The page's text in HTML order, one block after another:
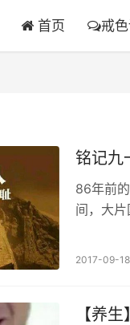
首页 戒
铭记九
86年前
间，大
2017-09-18
【养